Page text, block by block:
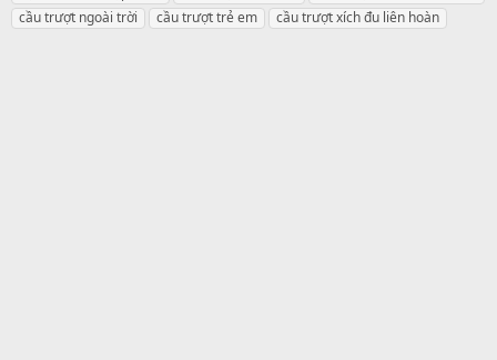
ư
ờ
à
y
k
h
cầu trượt ngoài trời
cầu trượt trẻ em cầu trượt xích đu liên hoàn